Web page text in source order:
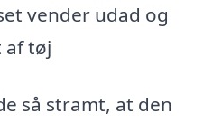
vender udad og
af tøj
så stramt, at den